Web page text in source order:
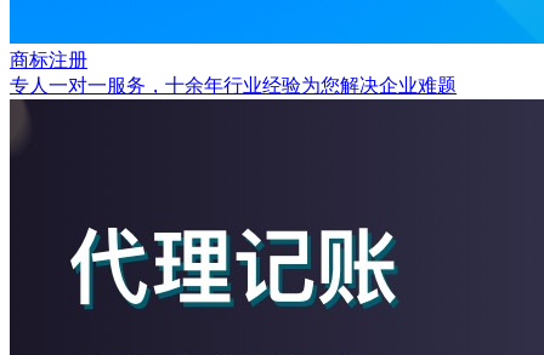
商标注册
专人一对一服务，十余年行业经验为您解决企业难题